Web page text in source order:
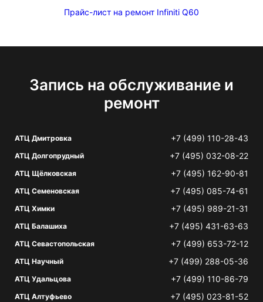
Прайс-лист на ремонт Infiniti Q60
Запись на обслуживание и
ремонт
АТЦ Дмитровка +7 (499) 110-28-43
АТЦ Долгопрудный +7 (495) 032-08-22
АТЦ Щёлковская +7 (495) 162-90-81
АТЦ Семеновская +7 (495) 085-74-61
АТЦ Химки +7 (495) 989-21-31
АТЦ Балашиха +7 (495) 431-63-63
АТЦ Севастопольская +7 (499) 653-72-12
АТЦ Научный +7 (499) 288-05-36
АТЦ Удальцова +7 (499) 110-86-79
АТЦ Алтуфьево +7 (495) 023-81-52